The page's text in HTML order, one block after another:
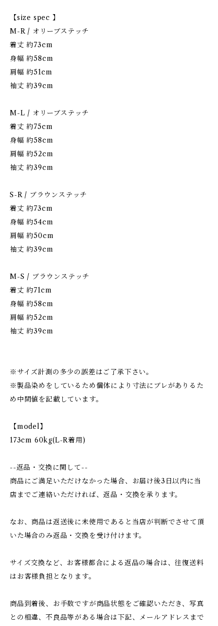
【size spec 】
M-R / オリーブステッチ
着丈 約73cm
身幅 約58cm
肩幅 約51cm
袖丈 約39cm
M-L / オリーブステッチ
着丈 約75cm
身幅 約58cm
肩幅 約52cm
袖丈 約39cm
S-R / ブラウンステッチ
着丈 約73cm
身幅 約54cm
肩幅 約50cm
袖丈 約39cm
M-S / ブラウンステッチ
着丈 約71cm
身幅 約58cm
肩幅 約52cm
袖丈 約39cm
※サイズ計測の多少の誤差はご了承下さい。
※製品染めをしているため個体により寸法にブレがありるた
め中間値を記載しています。
【model】
173cm 60kg(L-R着用)
--返品・交換に関して--
商品にご満足いただけなかった場合、お届け後3日以内に当
店までご連絡いただければ、返品・交換を承ります。
なお、商品は返送後に未使用であると当店が判断でさせて頂
いた場合のみ返品・交換を受け付けます。
サイズ交換など、お客様都合による返品の場合は、往復送料
はお客様負担となります。
商品到着後、お手数ですが商品状態をご確認いただき、写真
との相違、不良品等がある場合は下記、メールアドレスまで